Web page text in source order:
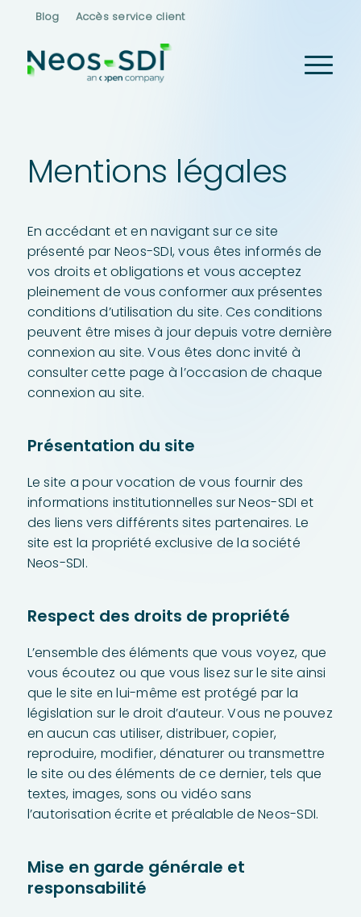
Blog Accès service client
Mentions légales
En accédant et en navigant sur ce site
présenté par Neos-SDI, vous êtes informés de
vos droits et obligations et vous acceptez
pleinement de vous conformer aux présentes
conditions d’utilisation du site. Ces conditions
peuvent être mises à jour depuis votre dernière
connexion au site. Vous êtes donc invité à
consulter cette page à l’occasion de chaque
connexion au site.
Présentation du site
Le site a pour vocation de vous fournir des
informations institutionnelles sur Neos-SDI et
des liens vers différents sites partenaires. Le
site est la propriété exclusive de la société
Neos-SDI.
Respect des droits de propriété
L’ensemble des éléments que vous voyez, que
vous écoutez ou que vous lisez sur le site ainsi
que le site en lui-même est protégé par la
législation sur le droit d’auteur. Vous ne pouvez
en aucun cas utiliser, distribuer, copier,
reproduire, modifier, dénaturer ou transmettre
le site ou des éléments de ce dernier, tels que
textes, images, sons ou vidéo sans
l’autorisation écrite et préalable de Neos-SDI.
Mise en garde générale et
responsabilité